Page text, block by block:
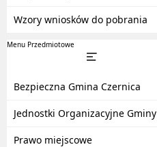
Wzory wniosków do pobrania
Menu Przedmiotowe
Bezpieczna Gmina Czernica
Jednostki Organizacyjne Gminy
Prawo miejscowe